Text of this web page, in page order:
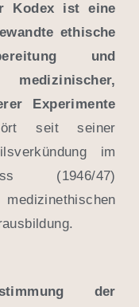
Kodex ist eine
ethische
und
Experimente
seit seiner
im
(1946/47)
der